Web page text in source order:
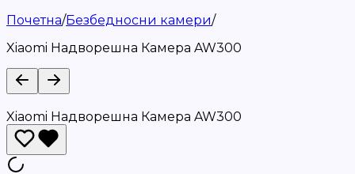
Почетна/Безбедносни камери/
Xiaomi Надворешна Камера AW300
Xiaomi Надворешна Камера AW300